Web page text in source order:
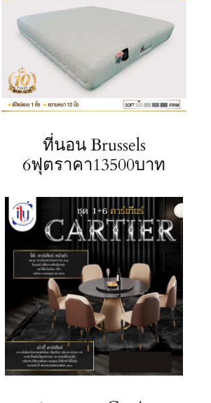
ที่นอน Brussels
6ฟุตราคา13500บาท